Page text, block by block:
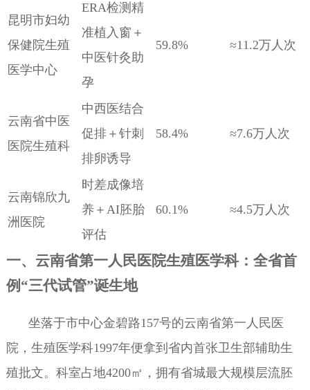
昆明市妇幼
保健院生殖
医学中心
ERA检测精
准植入窗＋
中医针灸助
孕
59.8% ≈11.2万人次
云南省中医
医院生殖科
中西医结合
促排＋针刺
排卵诱导
58.4% ≈7.6万人次
云南锦欣九
洲医院
时差成像培
养＋AI胚胎
评估
60.1% ≈4.5万人次
一、云南省第一人民医院生殖医学科：全省首
例“三代试管”诞生地
坐落于市中心金碧路157号的云南省第一人民医
院，生殖医学科1997年便拿到省内首张卫生部辅助生
殖批文。科室占地4200㎡，拥有省城最大规模层流胚